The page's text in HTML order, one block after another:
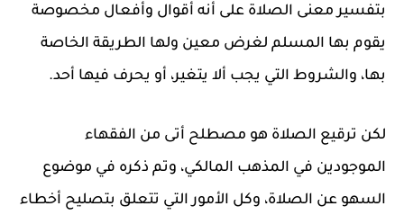
بتفسير معنى الصلاة على أنه أقوال وأفعال مخصوصة
يقوم بها المسلم لغرض معين ولها الطريقة الخاصة
بها، والشروط التي يجب ألا يتغير، أو يحرف فيها أحد.
لكن ترقيع الصلاة هو مصطلح أتى من الفقهاء
الموجودين في المذهب المالكي، وتم ذكره في موضوع
السهو عن الصلاة، وكل الأمور التي تتعلق بتصليح أخطاء